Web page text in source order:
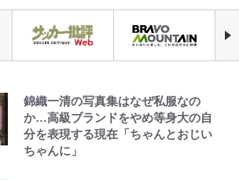
錦織一清の写真集はなぜ私服なの
か…高級ブランドをやめ等身大の自
分を表現する現在「ちゃんとおじい
ちゃんに」
浦和と千葉の首をかしげる主力放
出、柏リカルドの下で新加入2人が
化ける！Jリーグに必要な外国人選
手は【Jリーグ開幕｢初めての秋春
荒々しい「火山帯」の一端にいるこ
とを体感！ 登頂約10分でも大迫力
「吾妻小富士」火口を1周する「1
時間半ハイキング」パノラマ絶景レ
千葉雄大、ほっそりイケメン近影に
「顔パンパンだったのに」反響 視
聴者が想った激変の納得理由
でっかい男になりたいゾ
ファミマと『VIVANT』第2シーズ
ンのコラボがスタート！ “別班饅
頭”や限定グッズ登場にファン感激
「これは買うしかない！」
空の轍と大地の雲と 第1回
公式-ヒロインが来る前に妊娠しま
した~詰んだはずの悪役令嬢です
が、どうやら違うようです~ 第1話